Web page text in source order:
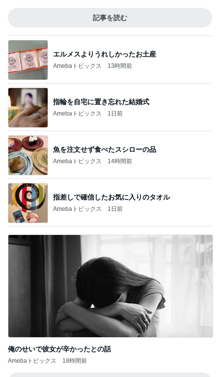
記事を読む
エルメスよりうれしかったお土産
Amebaトピックス 13時間前
指輪を自宅に置き忘れた結婚式
Amebaトピックス 1日前
魚を注文せず食べたスシローの品
Amebaトピックス 14時間前
指差しで確信したお気に入りのタオル
Amebaトピックス 1日前
俺のせいで彼女が辛かったとの話
Amebaトピックス 18時間前